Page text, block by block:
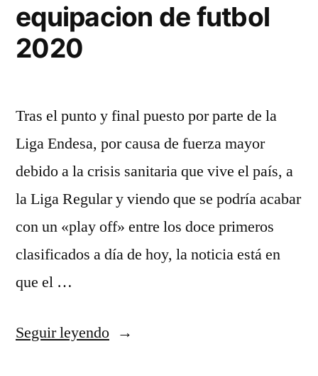
equipacion de futbol
2020
Tras el punto y final puesto por parte de la
Liga Endesa, por causa de fuerza mayor
debido a la crisis sanitaria que vive el país, a
la Liga Regular y viendo que se podría acabar
con un «play off» entre los doce primeros
clasificados a día de hoy, la noticia está en
que el …
Seguir leyendo«equipacion